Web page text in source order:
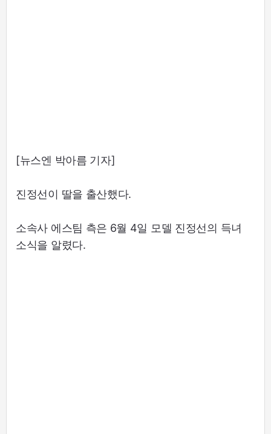
[뉴스엔 박아름 기자]
진정선이 딸을 출산했다.
소속사 에스팀 측은 6월 4일 모델 진정선의 득녀
소식을 알렸다.